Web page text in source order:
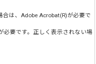
は、 Adobe Acrobat(R)が必要で
必要です。正しく表示されない場